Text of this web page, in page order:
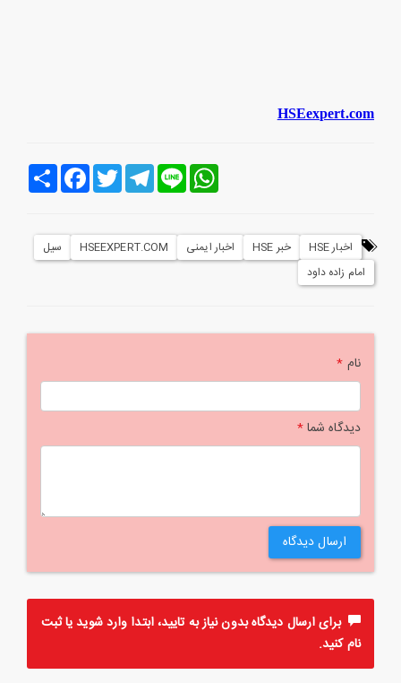
HSEexpert.com
اشتراک
FacebookTwitter
Telegram Line
WhatsApp
اخبار HSE خبر HSE اخبار ایمنی HSEEXPERT.COM
سیل
امام زاده داود
نام*
دیدگاه شما*
ارسال دیدگاه
برای ارسال دیدگاه بدون نیاز به تایید، ابتداواردشوید یاثبت
نامکنید.